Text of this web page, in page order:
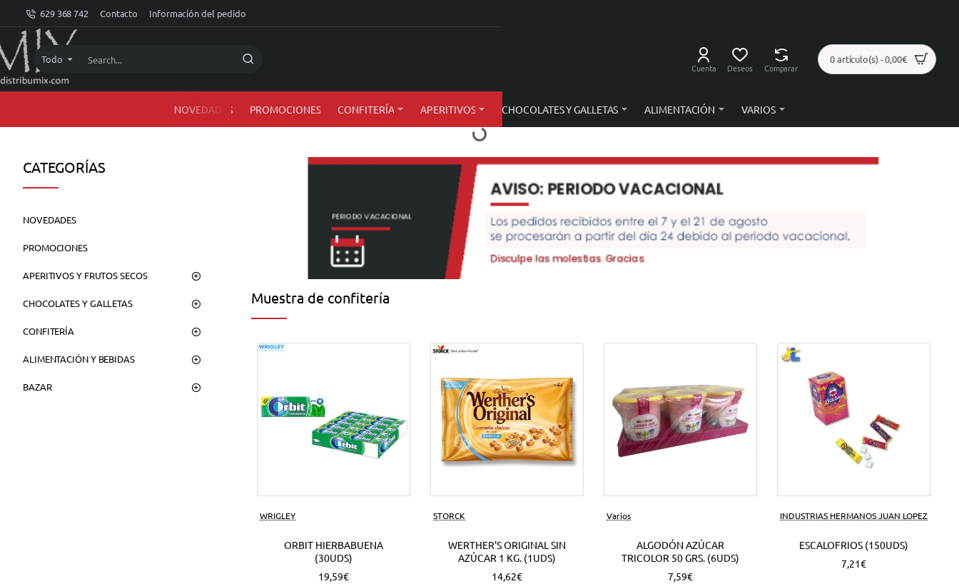
dMIX
Online
629 368 742 Contacto Información del pedido
Todo
Search... Cuenta Deseos Comparar
0 artículo(s) - 0,00€
NOVEDADES PROMOCIONES CONFITERÍA APERITIVOS CHOCOLATES Y GALLETAS ALIMENTACIÓN VARIOS
CATEGORÍAS
NOVEDADES
PROMOCIONES
APERITIVOS Y FRUTOS SECOS
CHOCOLATES Y GALLETAS
CONFITERÍA
ALIMENTACIÓN Y BEBIDAS
BAZAR
Muestra de confitería
WRIGLEY
ORBIT HIERBABUENA
(30UDS)
19,59€
STORCK
WERTHER'S ORIGINAL SIN
AZÚCAR 1 KG. (1UDS)
14,62€
Varios
ALGODÓN AZÚCAR
TRICOLOR 50 GRS. (6UDS)
7,59€
INDUSTRIAS HERMANOS JUAN LOPEZ
ESCALOFRIOS (150UDS)
7,21€